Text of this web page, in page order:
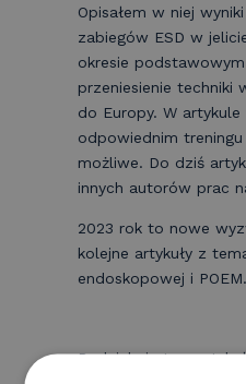
Opisałem w niej
zabiegów ESD w
okresie
przeniesienie techniki
do Europy. W artykule
odpowiednim
możliwe. Do dziś
innych autorów prac
2023 rok to nowe
kolejne artykuły z
endoskopowej i POEM.
Podziel się tym